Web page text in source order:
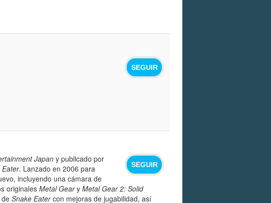
SEGUIR
SEGUIR
Japany publicado por
Eater. Lanzado en 2006 para
incluyendo una cámara de
originales Metal Geary Metal Gear 2: Solid
Snake Eatercon mejoras de jugabilidad, así